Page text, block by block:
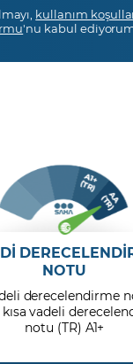
kullanım
'nu kabul
NOTU
derecelendirme
vadeli
notu (TR) A1+